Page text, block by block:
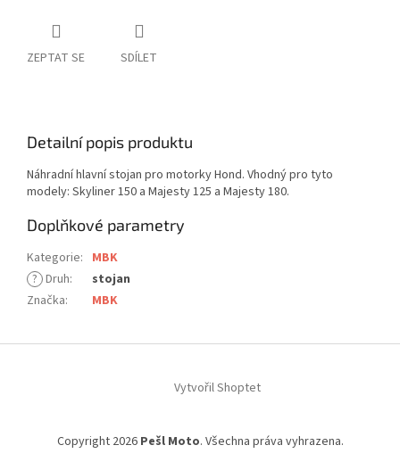
ZEPTAT SE SDÍLET
Detailní popis produktu
Náhradní hlavní stojan pro motorky Hond. Vhodný pro tyto
modely: Skyliner 150 a Majesty 125 a Majesty 180.
Doplňkové parametry
Kategorie: MBK
? Druh:
stojan
Značka: MBK
Vytvořil Shoptet
Copyright 2026 Pešl Moto. Všechna práva vyhrazena.